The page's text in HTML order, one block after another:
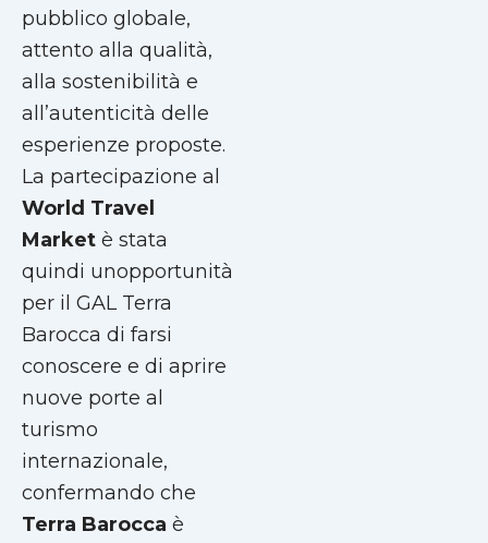
pubblico globale,
attento alla qualità,
alla sostenibilità e
all’autenticità delle
esperienze proposte.
La partecipazione al
World Travel
Market è stata
quindi unopportunità
per il GAL Terra
Barocca di farsi
conoscere e di aprire
nuove porte al
turismo
internazionale,
confermando che
Terra Barocca è